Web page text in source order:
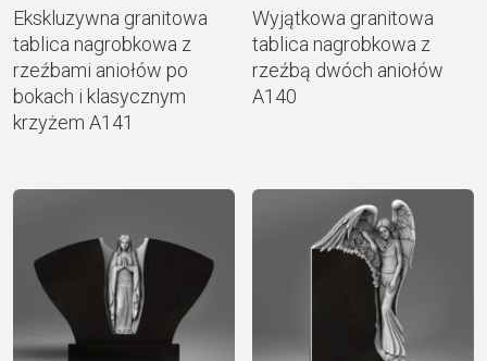
Ekskluzywna granitowa
tablica nagrobkowa z
rzeźbami aniołów po
bokach i klasycznym
krzyżem A141
Wyjątkowa granitowa
tablica nagrobkowa z
rzeźbą dwóch aniołów
A140